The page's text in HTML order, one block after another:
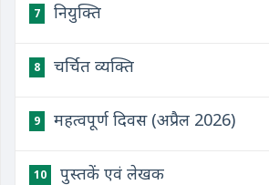
7 नियुक्ति
8 चर्चित व्यक्ति
9 महत्वपूर्ण दिवस (अप्रैल 2026)
10 पुस्तकें एवं लेखक